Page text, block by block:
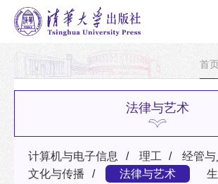
首
法律与艺术
计算机与电子信息 理工
经管与
文化与传播
法律与艺术